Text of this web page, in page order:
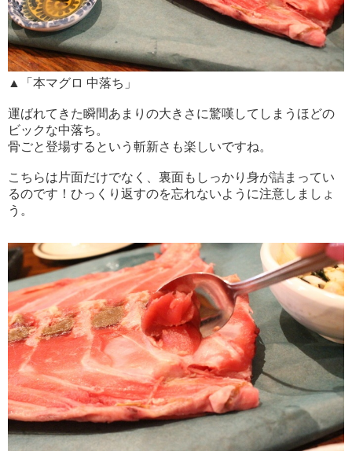
▲「本マグロ 中落ち」
運ばれてきた瞬間あまりの大きさに驚嘆してしまうほどの
ビックな中落ち。
骨ごと登場するという斬新さも楽しいですね。
こちらは片面だけでなく、裏面もしっかり身が詰まってい
るのです！ひっくり返すのを忘れないように注意しましょ
う。